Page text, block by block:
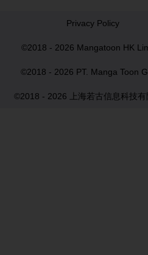
Privacy Policy
©2018 - 2026 Mangatoon HK
©2018 - 2026 PT. Manga Toon
©2018 - 2026 上海若古信息科技有